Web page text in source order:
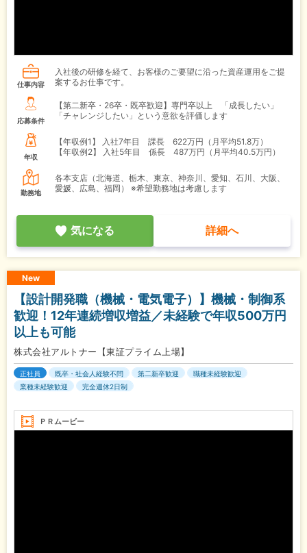
仕事内容
入社後の研修を経て、お客様のご要望に沿った資産運用をご提
案するお仕事です。
応募条件
【第二新卒・26卒・既卒歓迎】専門卒以上 「成長したい」
「チャレンジしたい」という意欲を評価します
年収
【年収例1】
入社7年目 課長 622万円（月平均51.8万）
【年収例2】
入社5年目 係長 487万円（月平均40.5万円）
勤務地
各本支店（北海道、栃木、東京、神奈川、愛知、石川、大阪、
愛媛、広島、福岡） ※希望勤務地は考慮します
気になる 詳細へ
New
【設計開発職（機械・電気電子）】機械・制御系
歓迎！12年連続増収増益／未経験で年収500万円
以上も可能
株式会社アルトナー【東証プライム上場】
正社員 既卒・社会人経験不問 第二新卒歓迎
職種未経験歓迎
業種未経験歓迎
完全週休2日制
ＰＲムービー